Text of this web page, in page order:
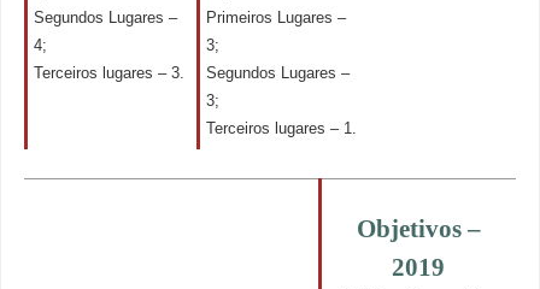
Segundos Lugares –
4;
Terceiros lugares – 3.
Primeiros Lugares –
3;
Segundos Lugares –
3;
Terceiros lugares – 1.
Objetivos –
2019